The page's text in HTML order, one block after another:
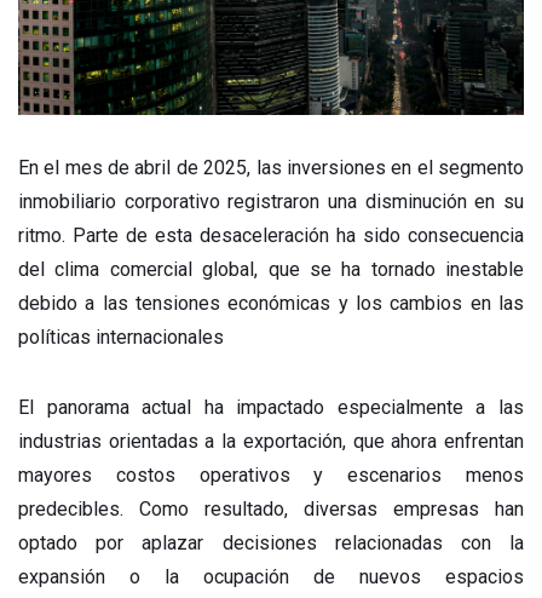
En el mes de abril de 2025, las inversiones en el segmento
inmobiliario corporativo registraron una disminución en su
ritmo. Parte de esta desaceleración ha sido consecuencia
del clima comercial global, que se ha tornado inestable
debido a las tensiones económicas y los cambios en las
políticas internacionales
El panorama actual ha impactado especialmente a las
industrias orientadas a la exportación, que ahora enfrentan
mayores costos operativos y escenarios menos
predecibles. Como resultado, diversas empresas han
optado por aplazar decisiones relacionadas con la
expansión o la ocupación de nuevos espacios